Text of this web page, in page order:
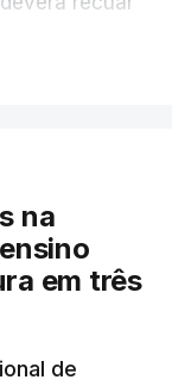
do petróleo,
localização.
sobre os
poderá
na
em três
de